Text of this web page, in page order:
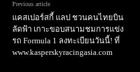
Previous article
แคสเปอร์สกี้ แลป ชวนคนไทยบิน
ลัดฟ้า เกาะขอบสนามชมการแข่ง
รถ Formula 1 ลงทะเบียนวันนี้! ที่
www.kasperskyracingasia.com